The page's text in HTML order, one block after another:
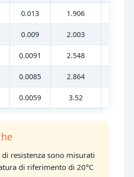
0.013 1.906
0.009 2.003
0.0091 2.548
0.0085 2.864
0.0059 3.52
resistenza sono misurati
di riferimento di 20°C